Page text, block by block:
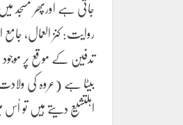
روایت: کنز العمال،
تدفین کے موقع پر
اہلتشیع دیتے ہیں تو